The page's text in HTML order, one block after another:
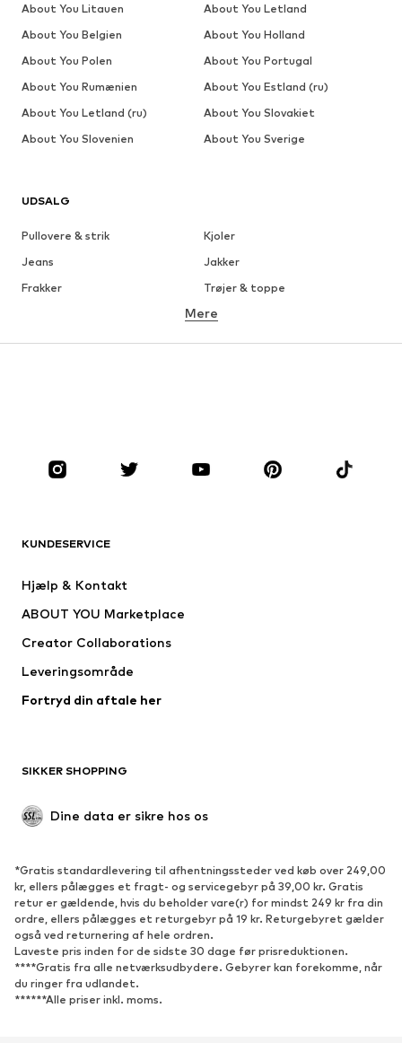
UDSALG
Pullovere & strik
Kjoler
Jeans
Jakker
Frakker
Trøjer & toppe
Undertøj
Tilbehør
Premium
Nyheder
Trøjer & toppe
Jakker
Undertøj
Frakker
Badetøj
Anledninger
Upcycled mode
Nyheder
Trending
Sneakers
Ankelstøvler
Pumps & høje hæle
Støvler
Sandaler
Lave sko
Sportssko
Mere
KUNDESERVICE
Hjælp & Kontakt
ABOUT YOU Marketplace
Creator Collaborations
Leveringsområde
Fortryd din aftale her
SIKKER SHOPPING
Dine data er sikre hos os
*Gratis standardlevering til afhentningssteder ved køb over 249,00
kr, ellers pålægges et fragt- og servicegebyr på 39,00 kr. Gratis
retur er gældende, hvis du beholder vare(r) for mindst 249 kr fra din
ordre, ellers pålægges et returgebyr på 19 kr. Returgebyret gælder
også ved returnering af hele ordren.
Laveste pris inden for de sidste 30 dage før prisreduktionen.
****Gratis fra alle netværksudbydere. Gebyrer kan forekomme, når
du ringer fra udlandet.
******Alle priser inkl. moms.
About You Litauen
About You Letland
About You Belgien
About You Holland
About You Polen
About You Portugal
About You Rumænien
About You Estland (ru)
About You Letland (ru)
About You Slovakiet
About You Slovenien
About You Sverige